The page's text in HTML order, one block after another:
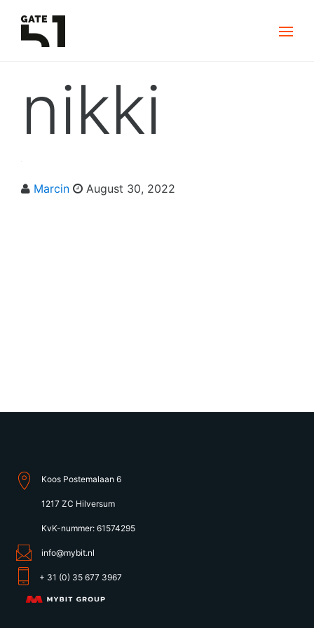
nikki
Marcin August 30, 2022
Koos Postemalaan 6
1217 ZC Hilversum
KvK-nummer: 61574295
info@mybit.nl
+ 31 (0) 35 677 3967